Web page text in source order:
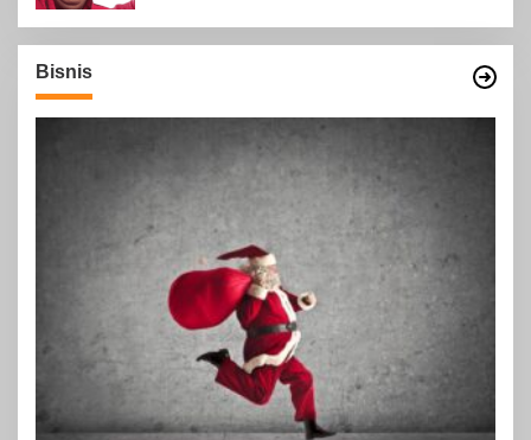
Bisnis